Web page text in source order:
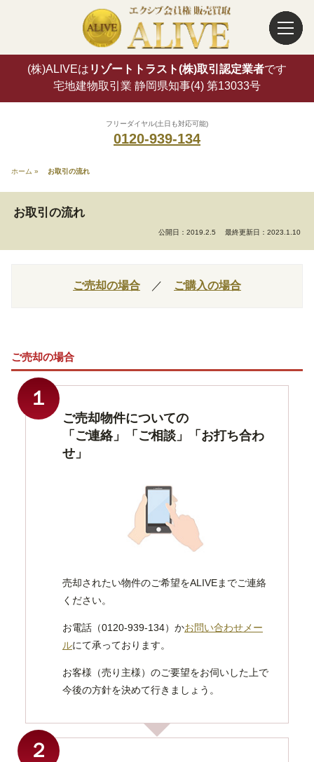
(株)ALIVEは リゾートトラスト(株)取引認定業者です
宅地建物取引業 静岡県知事(4) 第13033号
フリーダイヤル(土日も対応可能)
0120-939-134
ホーム » お取引の流れ
お取引の流れ
公開日：2019.2.5 最終更新日：2023.1.10
ご売却の場合 ／ ご購入の場合
ご売却の場合
１
ご売却物件についての
「ご連絡」「ご相談」「お打ち合わ
せ」
売却されたい物件のご希望をALIVEまでご連絡
ください。
お電話（0120-939-134）かお問い合わせメー
ルにて承っております。
お客様（売り主様）のご要望をお伺いした上で
今後の方針を決めて行きましょう。
２